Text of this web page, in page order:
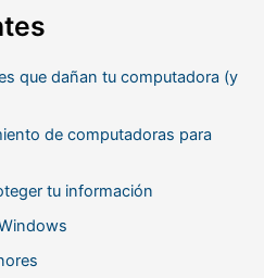
que dañan tu computadora (y
de computadoras para
tu información